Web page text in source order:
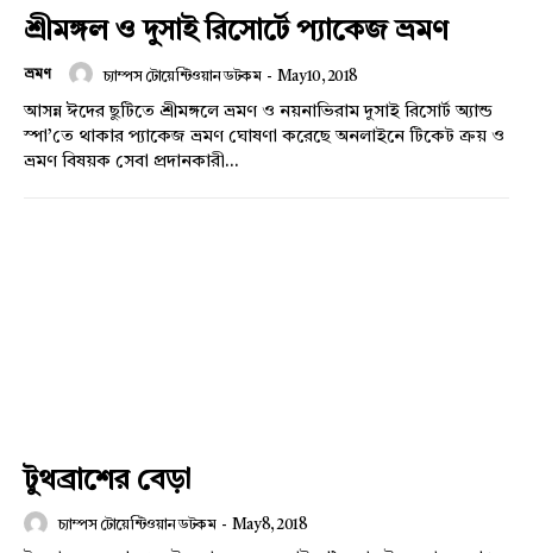
Champs21
শ্রীমঙ্গল ও দুসাই রিসোর্টে প্যাকেজ ভ্রমণ
ভ্রমণ চ্যাম্পস টোয়েন্টিওয়ান ডটকম - May 10, 2018
আসন্ন ঈদের ছুটিতে শ্রীমঙ্গলে ভ্রমণ ও নয়নাভিরাম দুসাই রিসোর্ট অ্যান্ড
স্পা’তে থাকার প্যাকেজ ভ্রমণ ঘোষণা করেছে অনলাইনে টিকেট ক্রয় ও
ভ্রমণ বিষয়ক সেবা প্রদানকারী...
টুথব্রাশের বেড়া
চ্যাম্পস টোয়েন্টিওয়ান ডটকম - May 8, 2018